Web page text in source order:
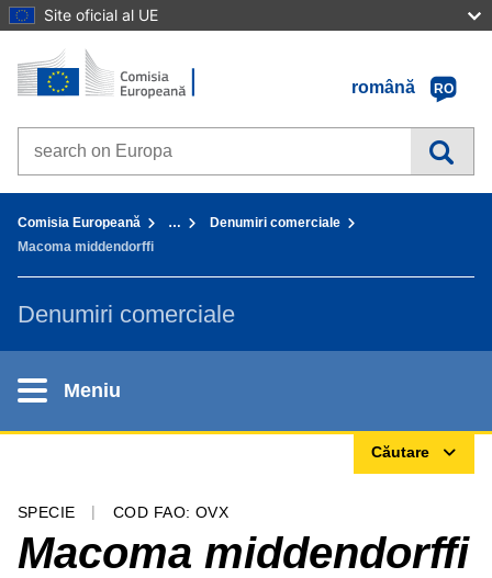
Site oficial al UE
Accesaţi conţinutul
Prima pagină - Comisia Europeană
română
RO
Search on Europa websites
Comisia Europeană …
Denumiri comerciale
Macoma middendorffi
Denumiri comerciale
Meniu
Căutare
SPECIE COD FAO: OVX
Macoma middendorffi